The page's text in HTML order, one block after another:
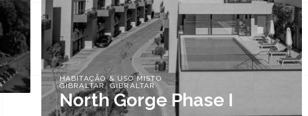
HABITAÇÃO & USO MISTO
GIBRALTAR, GIBRALTAR
North Gorge Phase I